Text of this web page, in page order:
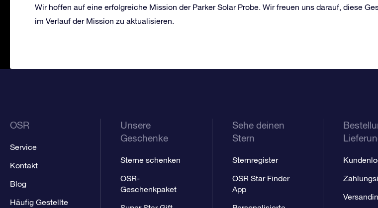
Wir hoffen auf eine erfolgreiche Mission der Parker Solar Probe. Wir freuen uns darauf, diese
im Verlauf der Mission zu aktualisieren.
OSR
Service
Kontakt
Blog
Häufig Gestellte
Unsere
Geschenke
Sterne schenken
OSR-
Geschenkpaket
Sehe deinen
Stern
Sternregister
OSR Star Finder
App